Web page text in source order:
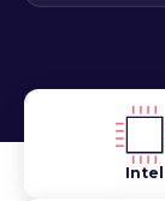
Intel